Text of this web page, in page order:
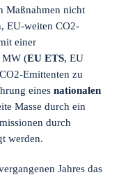
Maßnahmen nicht
EU-weiten CO2-
einer
MW (EU ETS, EU
Emittenten zu
eines nationalen
Masse durch ein
durch
werden.
Jahres das